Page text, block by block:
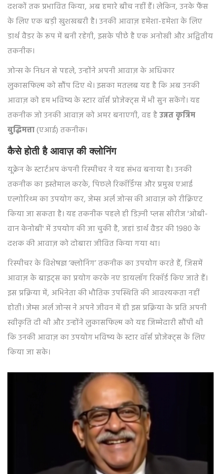
दशकों तक प्रभावित किया, अब हमारे बीच नहीं हैं। लेकिन, उनके फैंस
के लिए एक बड़ी खुशखबरी है। उनकी आवाज़ हमेशा-हमेशा के लिए
डार्थ वैडर के रूप में बनी रहेगी, इसके पीछे है एक अनोखी और अद्वितीय
तकनीक।
जोन्स के निधन से पहले, उन्होंने अपनी आवाज़ के अधिकार
लुकासफिल्म को सौंप दिए थे। इसका मतलब यह है कि अब उनकी
आवाज़ को हम भविष्य के स्टार वॉर्स प्रोजेक्ट्स में भी सुन सकेंगे। यह
तकनीक जो उनकी आवाज़ को अमर बनाएगी, वह हैउन्नत कृत्रिम
बुद्धिमत्ता(एआई) तकनीक।
कैसे होती है आवाज़ की क्लोनिंग
यूक्रेन के स्टार्टअप कंपनी रिस्पीचर ने यह संभव बनाया है। उनकी
तकनीक का इस्तेमाल करके, पिछले रिकॉर्डिंग्स और प्रमुख एआई
एल्गोरिथ्म का उपयोग कर, जेम्स अर्ल जोन्स की आवाज़ को रीक्रिएट
किया जा सकता है। यह तकनीक पहले ही डिज़्नी प्लस सीरीज 'ओबी-
वान केनोबी' में उपयोग की जा चुकी है, जहां डार्थ वैडर की 1980 के
दशक की आवाज़ को दोबारा जीवित किया गया था।
रिस्पीचर के विशेषज्ञ ‘क्लोनिंग’ तकनीक का उपयोग करते हैं, जिसमें
आवाज़ के बाइट्स का प्रयोग करके नए डायलॉग रिकॉर्ड किए जाते हैं।
इस प्रक्रिया में, अभिनेता की भौतिक उपस्थिति की आवश्यकता नहीं
होती। जेम्स अर्ल जोन्स ने अपने जीवन में ही इस प्रक्रिया के प्रति अपनी
स्वीकृति दी थी और उन्होंने लुकासफिल्म को यह जिम्मेदारी सौंपी थी
कि उनकी आवाज़ का उपयोग भविष्य के स्टार वॉर्स प्रोजेक्ट्स के लिए
किया जा सके।